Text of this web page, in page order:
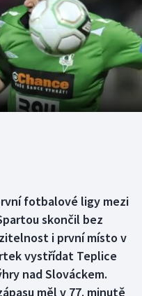
fotbalové ligy mezi
skončil bez
i první místo v
vystřídat Teplice
nad Slováckem.
měl v 77. minutě